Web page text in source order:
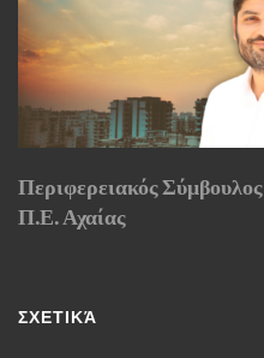
Περιφερειακός Σύμβουλος
Π.Ε. Αχαίας
ΣΧΕΤΙΚΆ